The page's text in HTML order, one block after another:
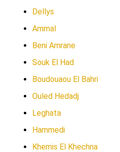
Dellys
Ammal
Beni Amrane
Souk El Had
Boudouaou El Bahri
Ouled Hedadj
Leghata
Hammedi
Khemis El Khechna